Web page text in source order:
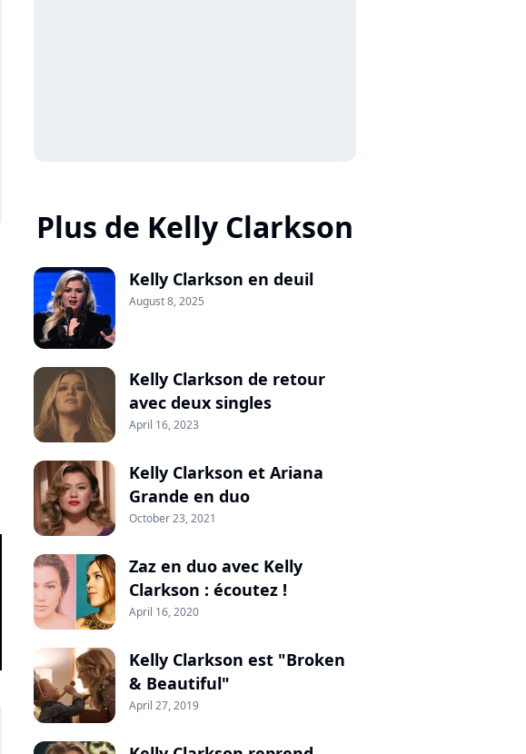
Plus de Kelly Clarkson
Kelly Clarkson en deuil
August 8, 2025
Kelly Clarkson de retour
avec deux singles
April 16, 2023
Kelly Clarkson et Ariana
Grande en duo
October 23, 2021
Zaz en duo avec Kelly
Clarkson : écoutez !
April 16, 2020
Kelly Clarkson est "Broken
& Beautiful"
April 27, 2019